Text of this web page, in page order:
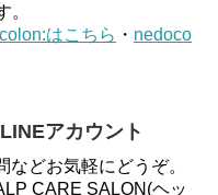
。
colon:はこちら ・ nedoco
アカウント
どお気軽にどうぞ。
CARE SALON(ヘッ